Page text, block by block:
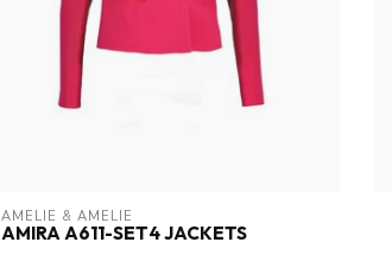
AMELIE & AMELIE
AMIRA A611-SET4 JACKETS